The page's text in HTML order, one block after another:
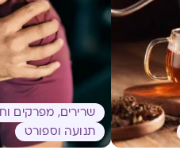
שרירים, מפרקים
תנועה וספורט